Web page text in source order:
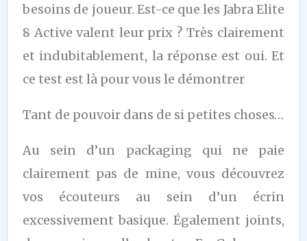
besoins de joueur. Est-ce que les Jabra Elite
8 Active valent leur prix ? Très clairement
et indubitablement, la réponse est oui. Et
ce test est là pour vous le démontrer
Tant de pouvoir dans de si petites choses…
Au sein d’un packaging qui ne paie
clairement pas de mine, vous découvrez
vos écouteurs au sein d’un écrin
excessivement basique. Également joints,